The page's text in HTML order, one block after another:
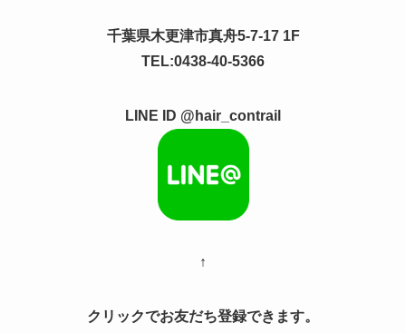
千葉県木更津市真舟5-7-17 1F
TEL:0438-40-5366
LINE ID @hair_contrail
↑
クリックでお友だち登録できます。